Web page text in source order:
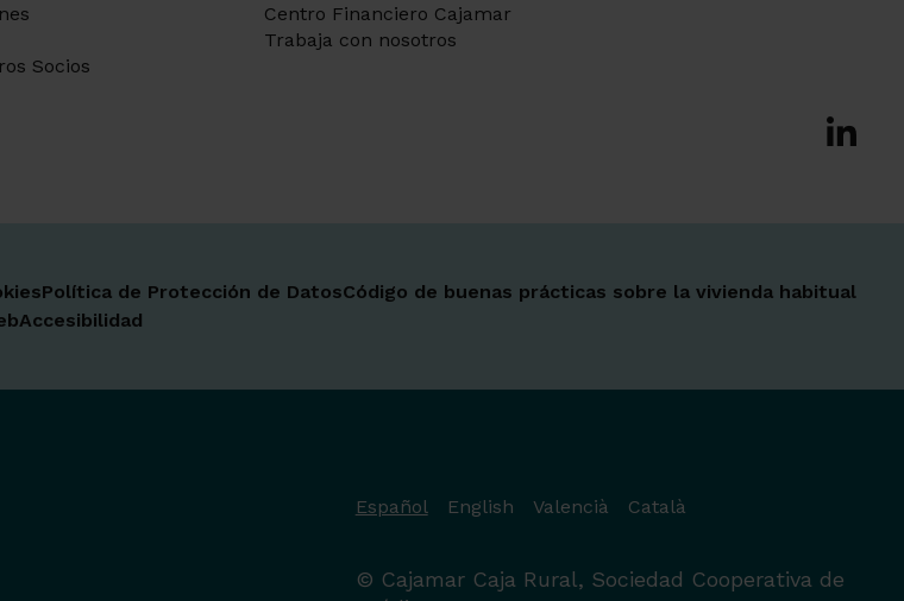
Socios
Centro Financiero Cajamar
Trabaja con nosotros
Ir a
Ir a X-
Ir a
Ir aIr a
Ir a
Ir a
Política de Protección de DatosCódigo de buenas prácticas sobre la vivienda habitual
Accesibilidad
Español English Valencià Català
© Cajamar Caja Rural, Sociedad Cooperativa de